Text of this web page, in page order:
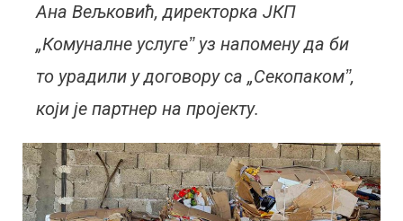
Ана Вељковић, директорка ЈКП
„Комуналне услугеˮ уз напомену да би
то урадили у договору са „Секопакомˮ,
који је партнер на пројекту.